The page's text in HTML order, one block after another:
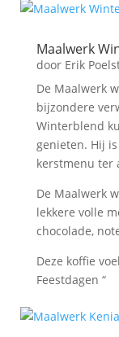
Maalwerk
door Erik
De Maalwerk
bijzondere
Winterblend
genieten. Hij
kerstmenu ter
De Maalwerk
lekkere volle
chocolade,
Deze koffie
Feestdagen “